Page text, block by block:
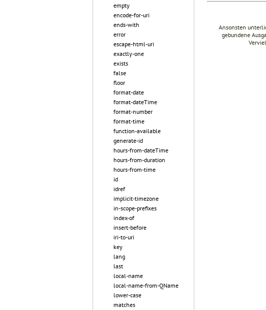
empty
encode-for-uri
ends-with
error
escape-html-uri
exactly-one
exists
false
floor
format-date
format-dateTime
format-number
format-time
function-available
generate-id
hours-from-dateTime
hours-from-duration
hours-from-time
id
idref
implicit-timezone
in-scope-prefixes
index-of
insert-before
iri-to-uri
key
lang
last
local-name
local-name-from-QName
lower-case
matches
Ansonsten
gebundene